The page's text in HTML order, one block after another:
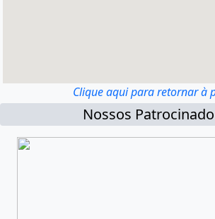
Clique aqui para retornar à
Nossos